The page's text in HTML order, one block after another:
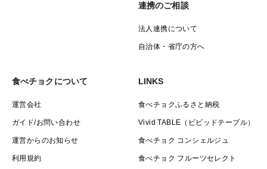
連携のご相談
法人連携について
自治体・省庁の方へ
食べチョクについて
運営会社
ガイド/お問い合わせ
運営からのお知らせ
利用規約
LINKS
食べチョクふるさと納税
Vivid TABLE（ビビッドテーブル）
食べチョク コンシェルジュ
食べチョク フルーツセレクト